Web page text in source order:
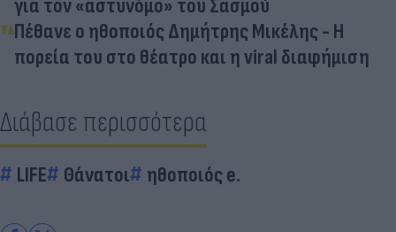
για τον «αστυνόμο» του Σασμού
Πέθανε ο ηθοποιός Δημήτρης Μικέλης - Η
πορεία του στο θέατρο και η viral διαφήμιση
Διάβασε περισσότερα
LIFE Θάνατοι ηθοποιός e.